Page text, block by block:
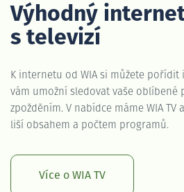
Výhodný
s televizí
K internetu od WIA si můžete pořídit
vám umožní sledovat vaše oblíbené
zpožděním. V nabídce máme WIA TV
liší obsahem a počtem programů.
Více o WIA TV